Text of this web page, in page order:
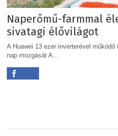
Naperőmű-farmmal
sivatagi élővilágot
A Huawei 13 ezer inverterével
nap mozgását A...